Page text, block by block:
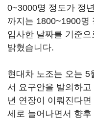
0~3000명 정도가 정
까지는 1800~1900명
입사한 날짜를 기준
밝혔습니다.
현대차 노조는 오는 5
서 요구안을 발의하
년 연장이 이뤄진다
세로 늘어나면서 향후